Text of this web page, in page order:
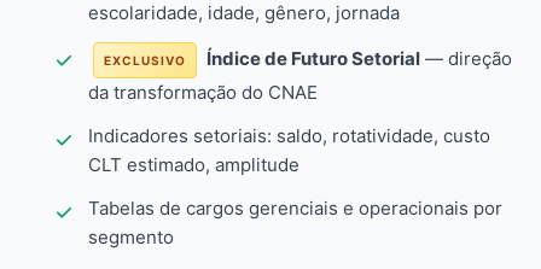
escolaridade, idade, gênero, jornada
EXCLUSIVO Índice de Futuro Setorial — direção
da transformação do CNAE
Indicadores setoriais: saldo, rotatividade, custo
CLT estimado, amplitude
Tabelas de cargos gerenciais e operacionais por
segmento